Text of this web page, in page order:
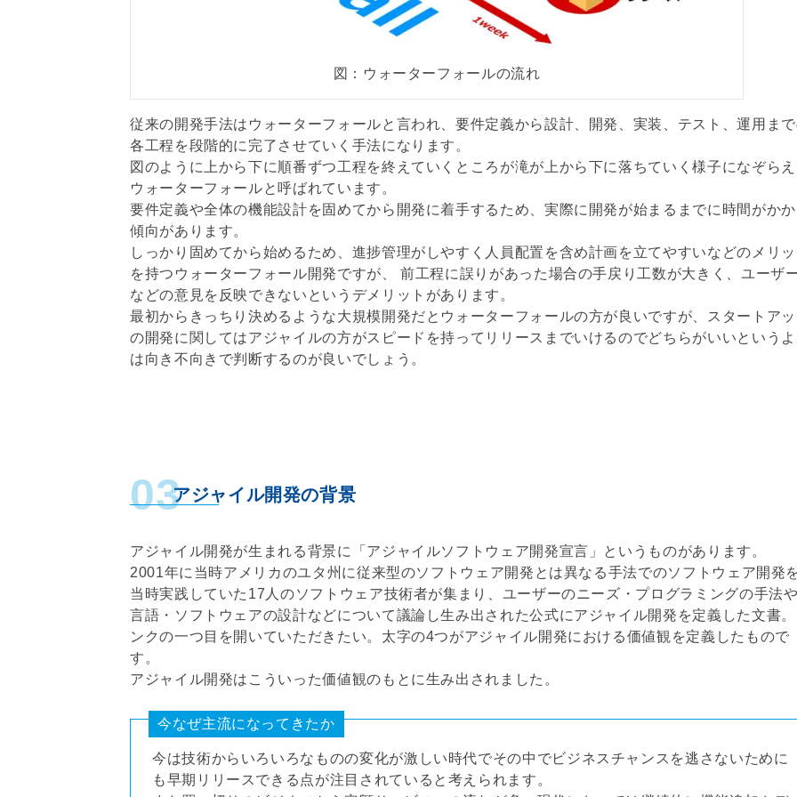
図：ウォーターフォールの流れ
従来の開発手法はウォーターフォールと言われ、要件定義から設計、開発、実装、テスト、運用ま
各工程を段階的に完了させていく手法になります。
図のように上から下に順番ずつ工程を終えていくところが滝が上から下に落ちていく様子になぞらえ
ウォーターフォールと呼ばれています。
要件定義や全体の機能設計を固めてから開発に着手するため、実際に開発が始まるまでに時間がかか
傾向があります。
しっかり固めてから始めるため、進捗管理がしやすく人員配置を含め計画を立てやすいなどのメリッ
を持つウォーターフォール開発ですが、 前工程に誤りがあった場合の手戻り工数が大きく、ユーザ
などの意見を反映できないというデメリットがあります。
最初からきっちり決めるような大規模開発だとウォーターフォールの方が良いですが、スタートア
の開発に関してはアジャイルの方がスピードを持ってリリースまでいけるのでどちらがいいというよ
は向き不向きで判断するのが良いでしょう。
03アジャイル開発の背景
アジャイル開発が生まれる背景に「アジャイルソフトウェア開発宣言」というものがあります。
2001年に当時アメリカのユタ州に従来型のソフトウェア開発とは異なる手法でのソフトウェア開発
当時実践していた17人のソフトウェア技術者が集まり、ユーザーのニーズ・プログラミングの手法や
言語・ソフトウェアの設計などについて議論し生み出された公式にアジャイル開発を定義した文書。
ンクの一つ目を開いていただきたい。太字の4つがアジャイル開発における価値観を定義したもので
す。
アジャイル開発はこういった価値観のもとに生み出されました。
今なぜ主流になってきたか
今は技術からいろいろなものの変化が激しい時代でその中でビジネスチャンスを逃さないために
も早期リリースできる点が注目されていると考えられます。